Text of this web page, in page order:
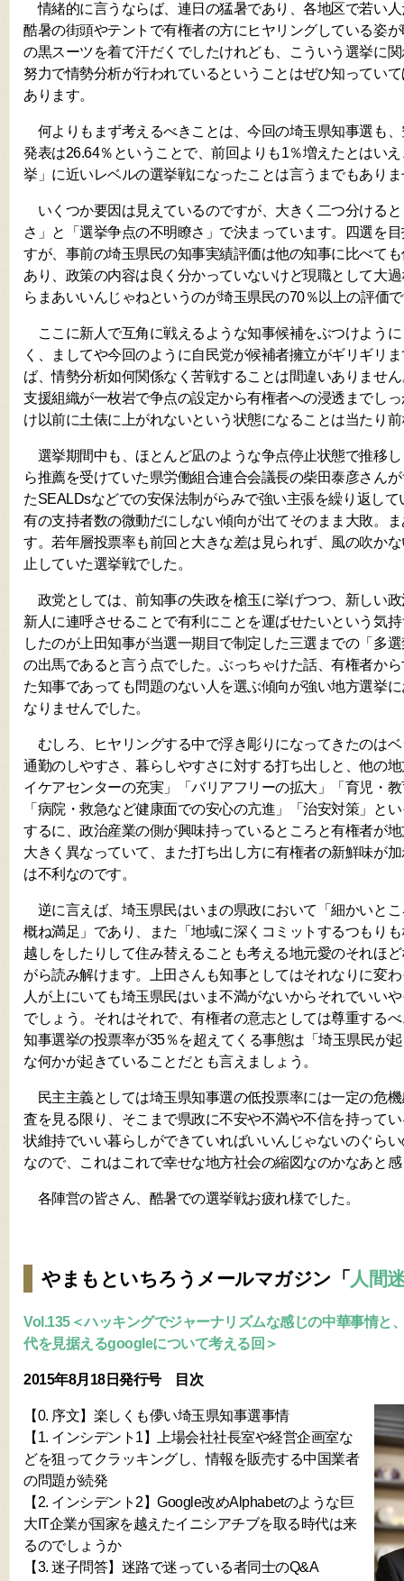
情緒的に言うならば、連日の猛暑であり、各地区で若い
酷暑の街頭やテントで有権者の方にヒヤリングしている姿
の黒スーツを着て汗だくでしたけれども、こういう選挙に
努力で情勢分析が行われているということはぜひ知ってい
あります。
何よりもまず考えるべきことは、今回の埼玉県知事選も
発表は26.64％ということで、前回よりも1％増えたとはい
挙」に近いレベルの選挙戦になったことは言うまでもあり
いくつか要因は見えているのですが、大きく二つ分ける
さ」と「選挙争点の不明瞭さ」で決まっています。四選を
すが、事前の埼玉県民の知事実績評価は他の知事に比べて
あり、政策の内容は良く分かっていないけど現職として大
らまあいいんじゃねというのが埼玉県民の70％以上の評価
ここに新人で互角に戦えるような知事候補をぶつけよう
く、ましてや今回のように自民党が候補者擁立がギリギリ
ば、情勢分析如何関係なく苦戦することは間違いありませ
支援組織が一枚岩で争点の設定から有権者への浸透までし
け以前に土俵に上がれないという状態になることは当たり
選挙期間中も、ほとんど凪のような争点停止状態で推移
ら推薦を受けていた県労働組合連合会議長の柴田泰彦さん
たSEALDsなどでの安保法制がらみで強い主張を繰り返し
有の支持者数の微動だにしない傾向が出てそのまま大敗。
す。若年層投票率も前回と大きな差は見られず、風の吹か
止していた選挙戦でした。
政党としては、前知事の失政を槍玉に挙げつつ、新しい
新人に連呼させることで有利にことを運ばせたいという気
したのが上田知事が当選一期目で制定した三選までの「多
の出馬であると言う点でした。ぶっちゃけた話、有権者か
た知事であっても問題のない人を選ぶ傾向が強い地方選挙
なりませんでした。
むしろ、ヒヤリングする中で浮き彫りになってきたのは
通勤のしやすさ、暮らしやすさに対する打ち出しと、他の
イケアセンターの充実」「バリアフリーの拡大」「育児・
「病院・救急など健康面での安心の亢進」「治安対策」と
するに、政治産業の側が興味持っているところと有権者が
大きく異なっていて、また打ち出し方に有権者の新鮮味が
は不利なのです。
逆に言えば、埼玉県民はいまの県政において「細かいと
概ね満足」であり、また「地域に深くコミットするつもり
越しをしたりして住み替えることも考える地元愛のそれほ
がら読み解けます。上田さんも知事としてはそれなりに変
人が上にいても埼玉県民はいま不満がないからそれでいい
でしょう。それはそれで、有権者の意志としては尊重する
知事選挙の投票率が35％を超えてくる事態は「埼玉県民が
な何かが起きていることだとも言えましょう。
民主主義としては埼玉県知事選の低投票率には一定の危
査を見る限り、そこまで県政に不安や不満や不信を持って
状維持でいい暮らしができていればいいんじゃないのぐら
なので、これはこれで幸せな地方社会の縮図なのかなあと
各陣営の皆さん、酷暑での選挙戦お疲れ様でした。
やまもといちろうメールマガジン「 人間
Vol.135＜ハッキングでジャーナリズムな感じの中華事情と
代を見据えるgoogleについて考える回＞
2015年8月18日発行号 目次
【0. 序文】楽しくも儚い埼玉県知事選事情
【1. インシデント1】上場会社社長室や経営企画室な
どを狙ってクラッキングし、情報を販売する中国業者
の問題が続発
【2. インシデント2】Google改めAlphabetのような巨
大IT企業が国家を越えたイニシアチブを取る時代は来
るのでしょうか
【3. 迷子問答】迷路で迷っている者同士のQ&A